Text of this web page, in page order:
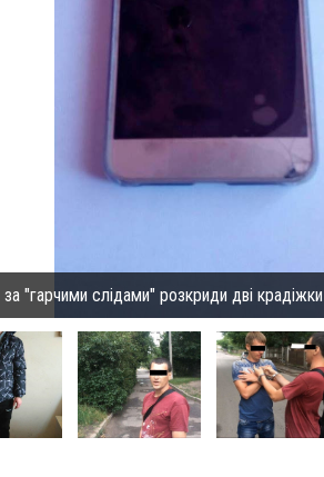
за "гарчими слідами" розкриди дві крадіжки